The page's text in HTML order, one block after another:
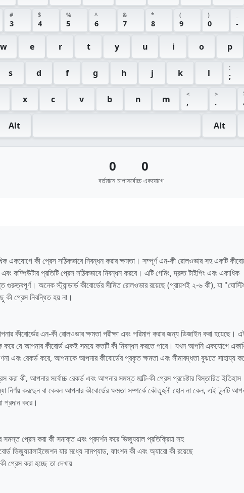
#
3
$
4
%
5
^
6
&
7
*
8
(
9
)
0 -
w e r t y u i o p
s d f g h j k l :
;
x c v b n m <
,
>
.
Alt Alt
0
বর্তমানে চাপা
0
সর্বোচ্চ একযোগে
কী প্রেস সঠিকভাবে নিবন্ধন করার ক্ষমতা। সম্পূর্ণ এন-কী রোলওভার সহ একটি
কম্পিউটার প্রতিটি প্রেস সঠিকভাবে নিবন্ধন করবে। এটি গেমিং, দ্রুত টাইপিং এবং একাধিক
অনেক স্ট্যান্ডার্ড কীবোর্ডের সীমিত রোলওভার রয়েছে (প্রায়শই ২-৬ কী), যা
কী প্রেস নিবন্ধিত হয় না।
কীবোর্ডের এন-কী রোলওভার ক্ষমতা পরীক্ষা এবং পরিমাপ করার জন্য ডিজাইন করা হয়েছে।
করে যে আপনার কীবোর্ড একই সময়ে কতটি কী নিবন্ধন করতে পারে। যখন আপনি একযোগে
এবং রেকর্ড করে, আপনাকে আপনার কীবোর্ডের প্রকৃত ক্ষমতা এবং সীমাবদ্ধতা বুঝতে সাহায্য
করা কী, আপনার সর্বোচ্চ রেকর্ড এবং আপনার সমস্ত মাল্টি-কী প্রেস প্রচেষ্টার বিস্তারিত ইতিহাস
নির্ণয় করছেন বা কেবল আপনার কীবোর্ডের ক্ষমতা সম্পর্কে কৌতূহলী হোন না কেন, এই টুলটি
প্রদান করে।
সমস্ত প্রেস করা কী সনাক্ত এবং প্রদর্শন করে ভিজ্যুয়াল প্রতিক্রিয়া সহ
ভিজ্যুয়ালাইজেশন যার মধ্যে নামপ্যাড, ফাংশন কী এবং অ্যারো কী রয়েছে
প্রেস করা হচ্ছে তা দেখায়